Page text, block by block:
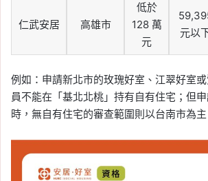
仁武安居 高雄市
低於
128 萬
元
元以
例如：申請新北市的玫瑰好室、江翠好室
員不能在「基北北桃」持有自有住宅；但
時，無自有住宅的審查範圍則以台南市為主